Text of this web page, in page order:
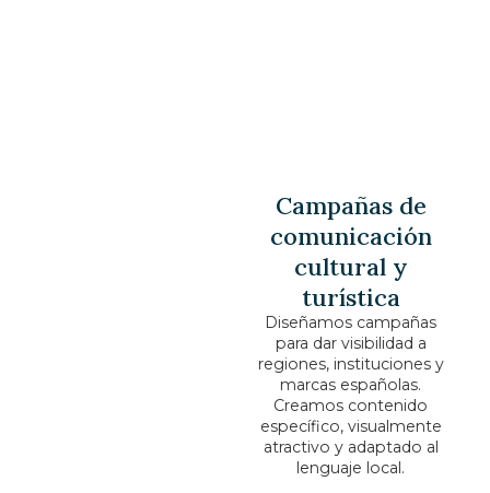
Campañas de
comunicación
cultural y
turística
Diseñamos campañas
para dar visibilidad a
regiones, instituciones y
marcas españolas.
Creamos contenido
específico, visualmente
atractivo y adaptado al
lenguaje local.